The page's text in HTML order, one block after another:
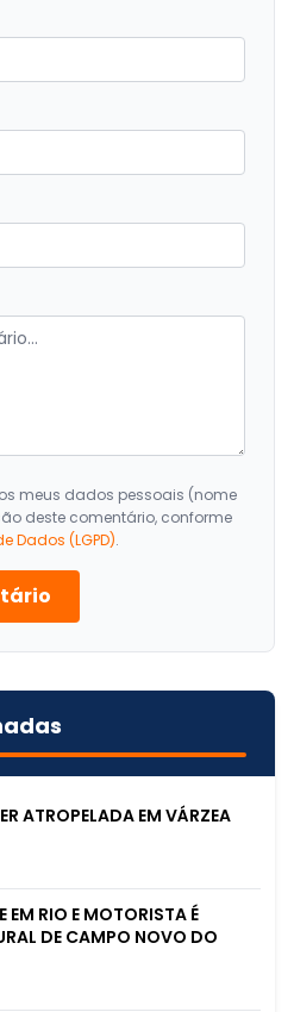
meus dados pessoais (nome
deste comentário, conforme
Dados (LGPD).
ATROPELADA EM VÁRZEA
RIO E MOTORISTA É
DE CAMPO NOVO DO